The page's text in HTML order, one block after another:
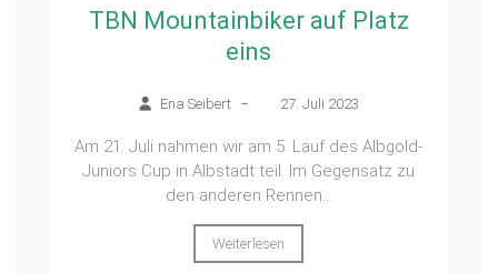
TBN Mountainbiker auf Platz
eins
Ena Seibert – 27. Juli 2023
Am 21. Juli nahmen wir am 5. Lauf des Albgold-
Juniors Cup in Albstadt teil. Im Gegensatz zu
den anderen Rennen...
Weiterlesen